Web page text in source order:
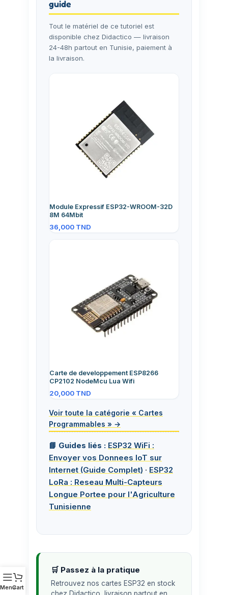
guide
Tout le matériel de ce tutoriel est
disponible chez Didactico — livraison
24-48h partout en Tunisie, paiement à
la livraison.
Module Expressif ESP32-WROOM-32D
8M 64Mbit
36,000 TND
Carte de developpement ESP8266
CP2102 NodeMcu Lua Wifi
20,000 TND
Voir toute la catégorie « Cartes
Programmables » →
📘 Guides liés : ESP32 WiFi :
Envoyer vos Donnees IoT sur
Internet (Guide Complet) · ESP32
LoRa : Reseau Multi-Capteurs
Longue Portee pour l'Agriculture
Tunisienne
🛒 Passez à la pratique
Retrouvez nos cartes ESP32 en stock
MenuCart